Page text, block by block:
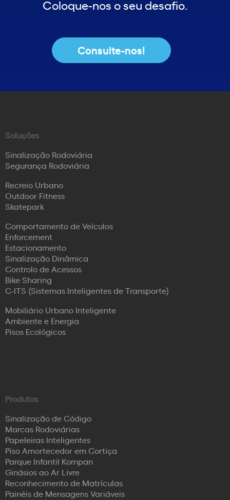
Coloque-nos o seu desafio.
Consulte-nos!
Soluções
Sinalização Rodoviária
Segurança Rodoviária
Recreio Urbano
Outdoor Fitness
Skatepark
Comportamento de Veículos
Enforcement
Estacionamento
Sinalização Dinâmica
Controlo de Acessos
Bike Sharing
C-ITS (Sistemas Inteligentes de Transporte)
Mobiliário Urbano Inteligente
Ambiente e Energia
Pisos Ecológicos
Produtos
Sinalização de Código
Marcas Rodoviárias
Papeleiras Inteligentes
Piso Amortecedor em Cortiça
Parque Infantil Kompan
Ginásios ao Ar Livre
Reconhecimento de Matrículas
Painéis de Mensagens Variáveis